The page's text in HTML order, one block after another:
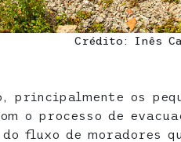
Crédito: Inês
principalmente os
o processo de
do fluxo de moradores